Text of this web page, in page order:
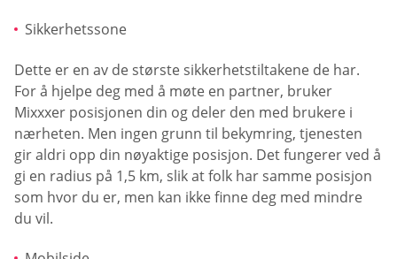
Sikkerhetssone
Dette er en av de største sikkerhetstiltakene de har.
For å hjelpe deg med å møte en partner, bruker
Mixxxer posisjonen din og deler den med brukere i
nærheten. Men ingen grunn til bekymring, tjenesten
gir aldri opp din nøyaktige posisjon. Det fungerer ved å
gi en radius på 1,5 km, slik at folk har samme posisjon
som hvor du er, men kan ikke finne deg med mindre
du vil.